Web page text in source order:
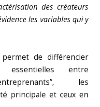
des créateurs
les variables qui y
de différencier
essentielles entre
les
principale et ceux en